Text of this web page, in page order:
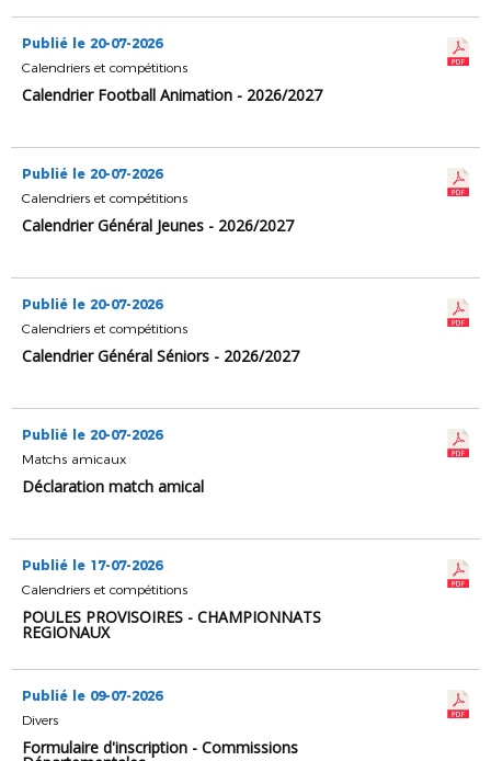
Publié le 20-07-2026
Calendriers et compétitions
Calendrier Football Animation - 2026/2027
Publié le 20-07-2026
Calendriers et compétitions
Calendrier Général Jeunes - 2026/2027
Publié le 20-07-2026
Calendriers et compétitions
Calendrier Général Séniors - 2026/2027
Publié le 20-07-2026
Matchs amicaux
Déclaration match amical
Publié le 17-07-2026
Calendriers et compétitions
POULES PROVISOIRES - CHAMPIONNATS
REGIONAUX
Publié le 09-07-2026
Divers
Formulaire d'inscription - Commissions